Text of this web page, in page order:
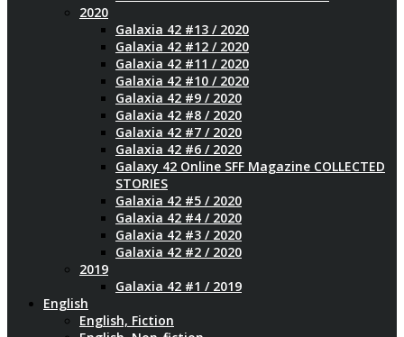
2020
Galaxia 42 #13 / 2020
Galaxia 42 #12 / 2020
Galaxia 42 #11 / 2020
Galaxia 42 #10 / 2020
Galaxia 42 #9 / 2020
Galaxia 42 #8 / 2020
Galaxia 42 #7 / 2020
Galaxia 42 #6 / 2020
Galaxy 42 Online SFF Magazine COLLECTED
STORIES
Galaxia 42 #5 / 2020
Galaxia 42 #4 / 2020
Galaxia 42 #3 / 2020
Galaxia 42 #2 / 2020
2019
Galaxia 42 #1 / 2019
English
English, Fiction